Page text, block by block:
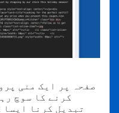
کرنے کا سوچ
تبدیل کرنا